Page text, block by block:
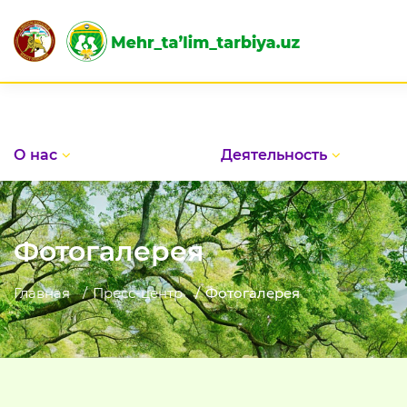
О нас Деятельность
Фотогалерея
Главная Пресс-центр Фотогалерея